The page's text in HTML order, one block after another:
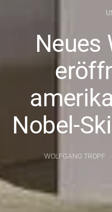
Neues
Nobel-
WOLFGANG TROPF